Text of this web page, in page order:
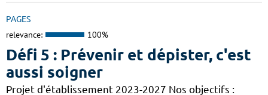
PAGES
relevance: 100%
Défi 5 : Prévenir et dépister, c'est
aussi soigner
Projet d'établissement 2023-2027 Nos objectifs :